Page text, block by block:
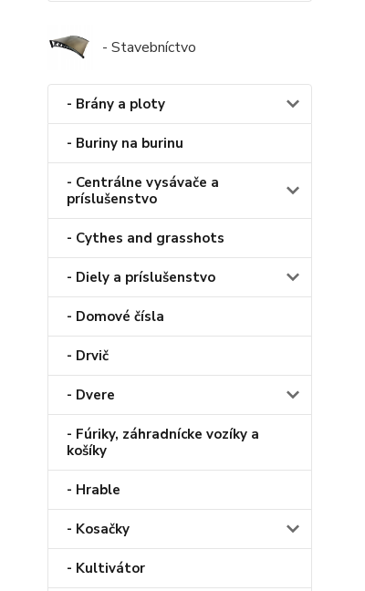
- Stavebníctvo
- Brány a ploty
- Buriny na burinu
- Centrálne vysávače a
príslušenstvo
- Cythes and grasshots
- Diely a príslušenstvo
- Domové čísla
- Drvič
- Dvere
- Fúriky, záhradnícke vozíky a
košíky
- Hrable
- Kosačky
- Kultivátor